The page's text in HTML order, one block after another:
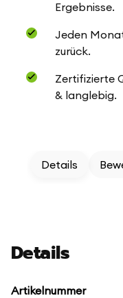
Ergebnisse.
Jeden
zurück.
Zertifizierte
& langlebig.
Details
Details
Artikelnummer